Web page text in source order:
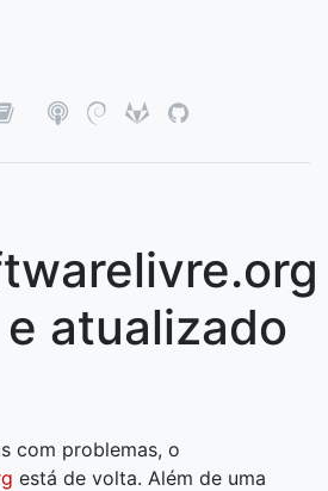
atualizado
com problemas, o
está de volta. Além de uma